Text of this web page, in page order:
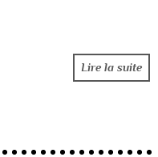
Lire la suite